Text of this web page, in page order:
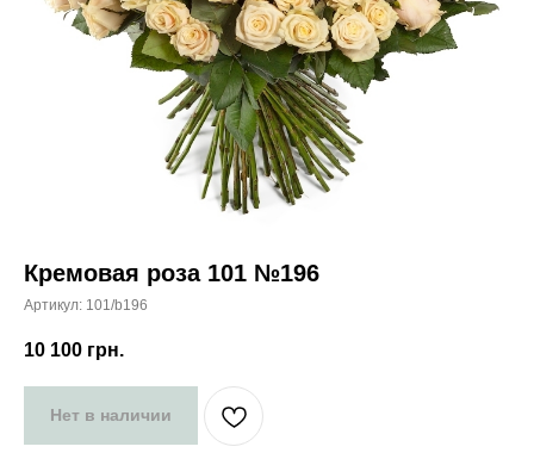
Кремовая роза 101 №196
Артикул: 101/b196
10 100 грн.
Нет в наличии